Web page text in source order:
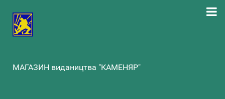
МАГАЗИН видаництва "КАМЕНЯР"